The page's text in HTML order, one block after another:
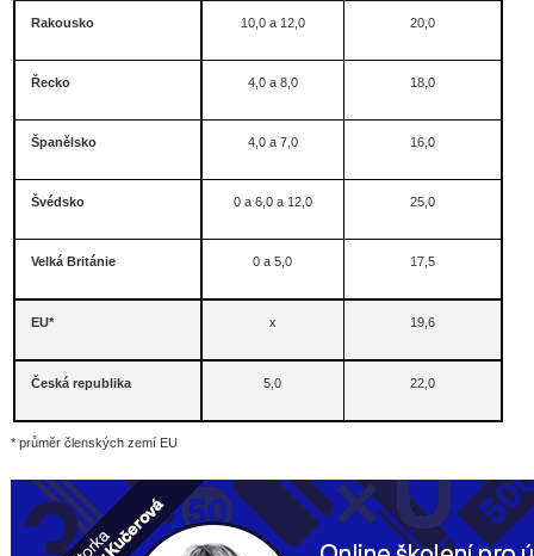
Rakousko 10,0 a 12,0 20,0
Řecko 4,0 a 8,0 18,0
Španělsko 4,0 a 7,0 16,0
Švédsko 0 a 6,0 a 12,0 25,0
Velká Británie 0 a 5,0 17,5
EU* x 19,6
Česká republika 5,0 22,0
* průměr členských zemí EU